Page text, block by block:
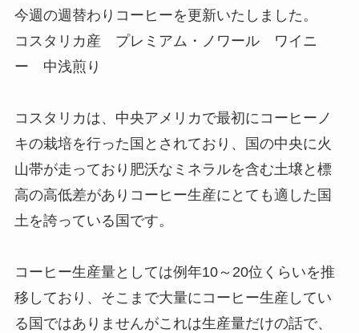
今週の週替わりコーヒーを更新いたしました。
コスタリカ産 プレミアム・ノワール ワイニ
ー 中浅煎り
コスタリカは、中央アメリカで最初にコーヒーノ
キの栽培を行った国とされており、国の中央に火
山帯が走っており肥沃なミネラルを含む土壌と標
高の高低差がありコーヒー生産にとても適した国
土を誇っている国です。
コーヒー生産量としては例年10～20位くらいを推
移しており、そこまで大量にコーヒー生産してい
る国ではありませんがこれは生産量だけの話で、